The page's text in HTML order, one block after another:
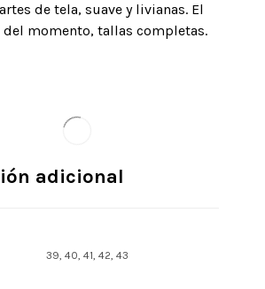
de tela, suave y livianas. El
momento, tallas completas.
adicional
39, 40, 41, 42, 43